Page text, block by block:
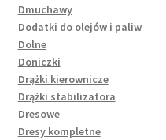
Dmuchawy
Dodatki do olejów i paliw
Dolne
Doniczki
Drążki kierownicze
Drążki stabilizatora
Dresowe
Dresy kompletne